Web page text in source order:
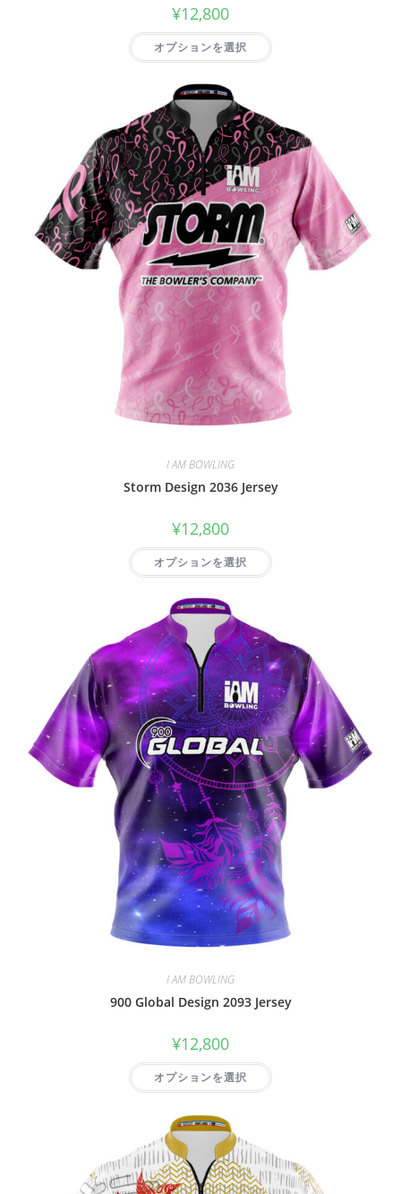
¥12,800
オプションを選択
I AM BOWLING
Storm Design 2036 Jersey
¥12,800
オプションを選択
I AM BOWLING
900 Global Design 2093 Jersey
¥12,800
オプションを選択